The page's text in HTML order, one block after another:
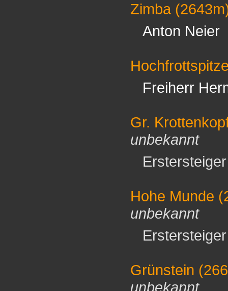
Zimba
Anton Neier
Freiherr
Gr.
unbekannt
Hohe Munde
unbekannt
Grünstein
unbekannt